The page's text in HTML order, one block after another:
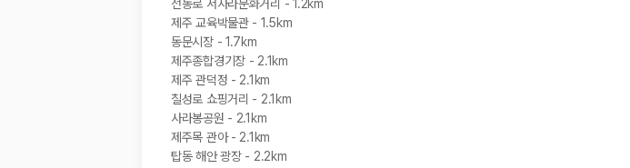
전농로 서사라문화거리 - 1.2km
제주 교육박물관 - 1.5km
동문시장 - 1.7km
제주종합경기장 - 2.1km
제주 관덕정 - 2.1km
칠성로 쇼핑거리 - 2.1km
사라봉공원 - 2.1km
제주목 관아 - 2.1km
탑동 해안 광장 - 2.2km